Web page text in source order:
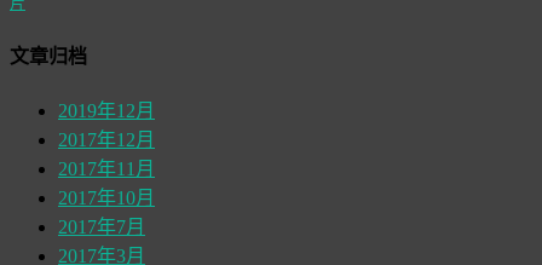
文章归档
2019年12月
2017年12月
2017年11月
2017年10月
2017年7月
2017年3月